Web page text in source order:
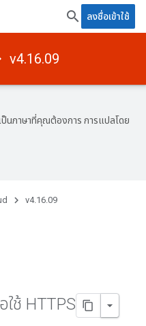
ลงชื่อเข้าใช้
v4.16.09
ป็นภาษาที่คุณต้องการ การแปลโดย
v4.16.09
ช้ HTTPS